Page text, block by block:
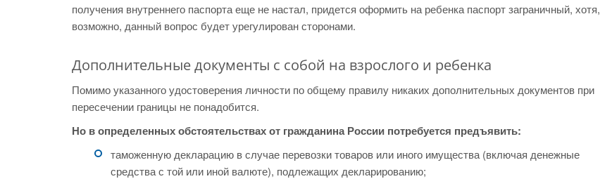
получения внутреннего паспорта еще не настал, придется оформить на ребенка паспорт заграничный, хотя,
возможно, данный вопрос будет урегулирован сторонами.
Дополнительные документы с собой на взрослого и ребенка
Помимо указанного удостоверения личности по общему правилу никаких дополнительных документов при
пересечении границы не понадобится.
Но в определенных обстоятельствах от гражданина России потребуется предъявить:
таможенную декларацию в случае перевозки товаров или иного имущества (включая денежные
средства с той или иной валюте), подлежащих декларированию;